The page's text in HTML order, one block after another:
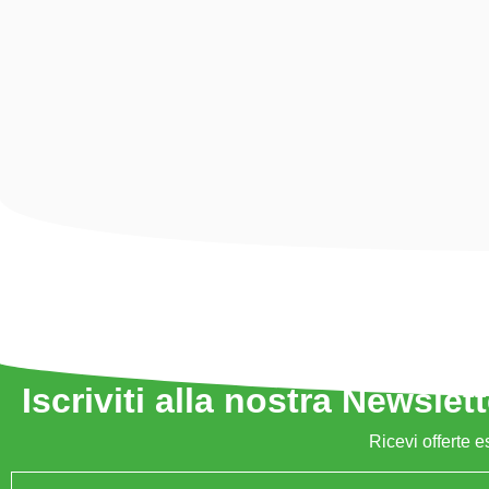
Iscriviti alla nostra
Ricevi offerte